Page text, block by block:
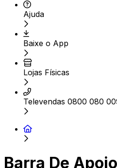
Ajuda
Baixe o App
Lojas Físicas
Televendas 0800 080
Barra De